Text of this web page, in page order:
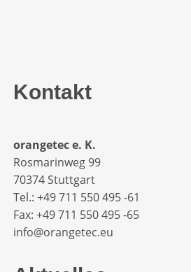
Kontakt
orangetec e. K.
Rosmarinweg 99
70374 Stuttgart
Tel.: +49 711 550 495 -61‬
Fax: +49 711 550 495 -65‬
info@orangetec.eu